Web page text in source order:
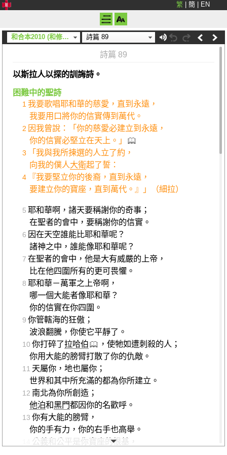
繁 簡 EN
和合本2010 (和修) (上帝) 詩篇 89
詩篇 89
以斯拉人以探的訓誨詩。
困難中的聖詩
1 我要歌唱耶和華的慈愛，直到永遠，
我要用口將你的信實傳到萬代。
2 因我曾說：「你的慈愛必建立到永遠，
你的信實必堅立在天上。」
3
「我與我所揀選的人立了約，
向我的僕人大衛起了誓：
4
『我要堅立你的後裔，直到永遠，
要建立你的寶座，直到萬代。』」（細拉）
5 耶和華啊，諸天要稱謝你的奇事；
在聖者的會中，要稱謝你的信實。
6 因在天空誰能比耶和華呢？
諸神之中，誰能像耶和華呢？
7 在聖者的會中，他是大有威嚴的上帝，
比在他四圍所有的更可畏懼。
8 耶和華－萬軍之上帝啊，
哪一個大能者像耶和華？
你的信實在你四圍。
9 你管轄海的狂傲；
波浪翻騰，你使它平靜了。
10 你打碎了拉哈伯
，使牠如遭刺殺的人；
你用大能的膀臂打散了你的仇敵。
11 天屬你，地也屬你；
世界和其中所充滿的都為你所建立。
12 南北為你所創造；
他泊和黑門都因你的名歡呼。
13 你有大能的膀臂，
你的手有力，你的右手也高舉。
公義和公平是你寶座的根基，